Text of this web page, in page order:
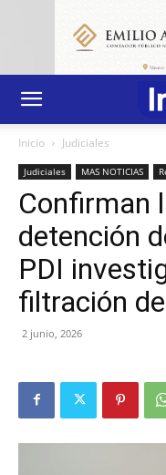
Inicio Judiciales
Judiciales MAS NOTICIAS
Confirman
detención
PDI
filtración
2 junio, 2026